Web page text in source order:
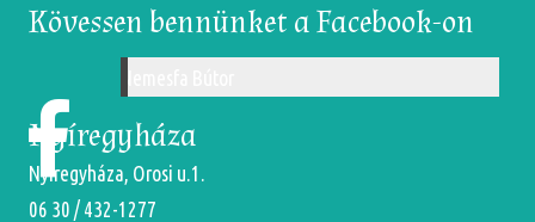
Kövessen bennünket a Facebook-on
Nyíregyháza
Nyíregyháza, Orosi u.1.
06 30 / 432-1277